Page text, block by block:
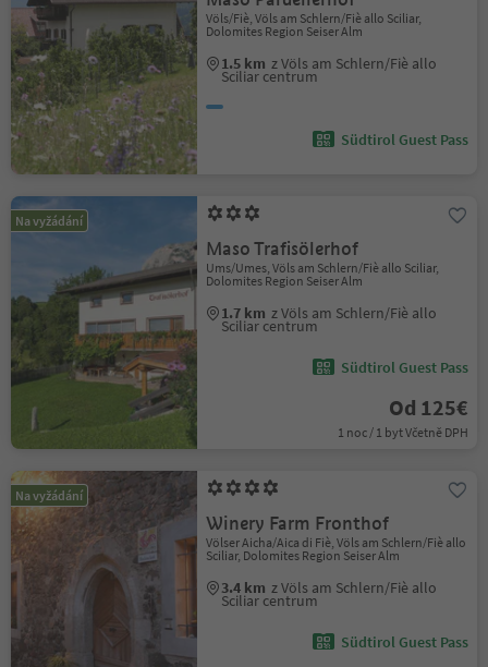
Völs/Fiè, Völs am Schlern/Fiè allo Sciliar,
Dolomites Region Seiser Alm
1.5 km z Völs am Schlern/Fiè allo
Sciliar centrum
Südtirol Guest Pass
Na vyžádání
Maso Trafisölerhof
Ums/Umes, Völs am Schlern/Fiè allo Sciliar,
Dolomites Region Seiser Alm
1.7 km z Völs am Schlern/Fiè allo
Sciliar centrum
Südtirol Guest Pass
Od 125€
1 noc / 1 byt Včetně DPH
Na vyžádání
Winery Farm Fronthof
Völser Aicha/Aica di Fiè, Völs am Schlern/Fiè allo
Sciliar, Dolomites Region Seiser Alm
3.4 km z Völs am Schlern/Fiè allo
Sciliar centrum
Südtirol Guest Pass